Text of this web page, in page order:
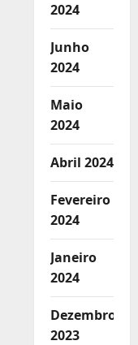
2024
Junho
2024
Maio
2024
Abril 2024
Fevereiro
2024
Janeiro
2024
Dezembro
2023